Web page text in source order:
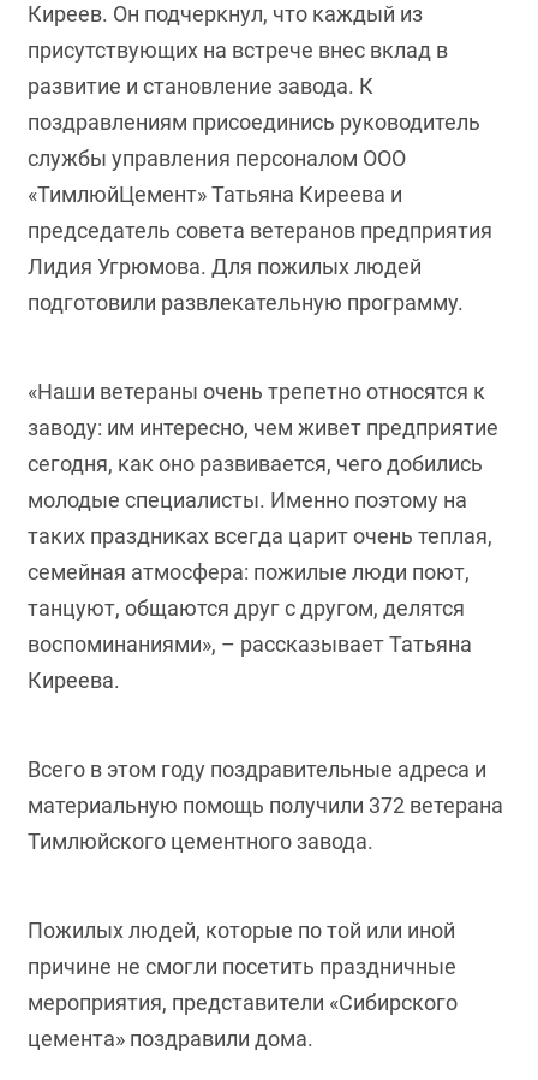
Киреев. Он подчеркнул, что каждый из
присутствующих на встрече внес вклад в
развитие и становление завода. К
поздравлениям присоединись руководитель
службы управления персоналом ООО
«ТимлюйЦемент» Татьяна Киреева и
председатель совета ветеранов предприятия
Лидия Угрюмова. Для пожилых людей
подготовили развлекательную программу.
«Наши ветераны очень трепетно относятся к
заводу: им интересно, чем живет предприятие
сегодня, как оно развивается, чего добились
молодые специалисты. Именно поэтому на
таких праздниках всегда царит очень теплая,
семейная атмосфера: пожилые люди поют,
танцуют, общаются друг с другом, делятся
воспоминаниями», – рассказывает Татьяна
Киреева.
Всего в этом году поздравительные адреса и
материальную помощь получили 372 ветерана
Тимлюйского цементного завода.
Пожилых людей, которые по той или иной
причине не смогли посетить праздничные
мероприятия, представители «Сибирского
цемента» поздравили дома.